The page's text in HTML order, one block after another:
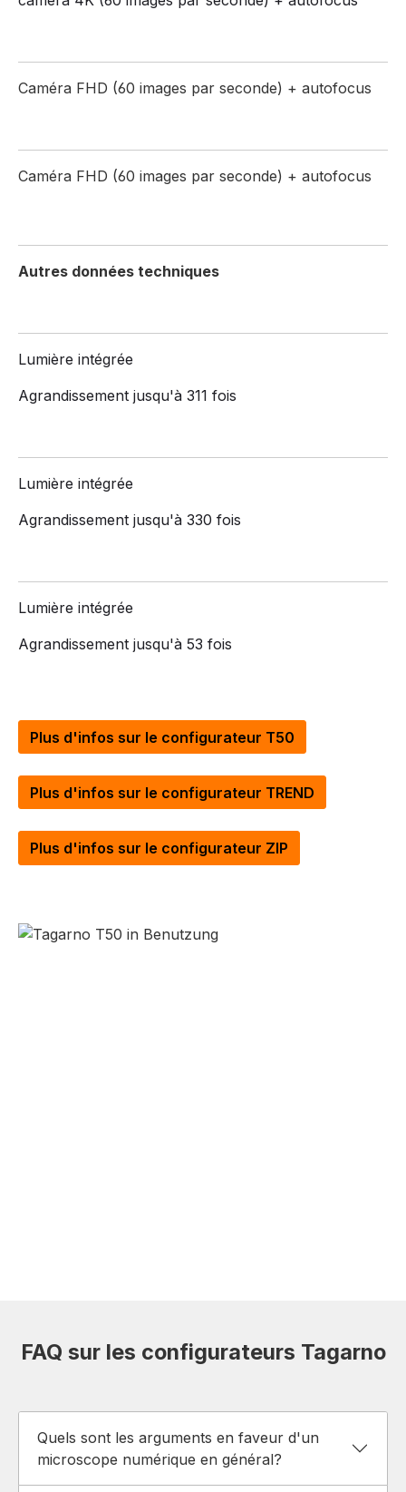
Caméra FHD (60 images par seconde) + autofocus
Caméra FHD (60 images par seconde) + autofocus
Autres données techniques
Lumière intégrée
Agrandissement jusqu'à 311 fois
Lumière intégrée
Agrandissement jusqu'à 330 fois
Lumière intégrée
Agrandissement jusqu'à 53 fois
Plus d'infos sur le configurateur T50
Plus d'infos sur le configurateur TREND
Plus d'infos sur le configurateur ZIP
FAQ sur les configurateurs Tagarno
Quels sont les arguments en faveur d'un
microscope numérique en général?